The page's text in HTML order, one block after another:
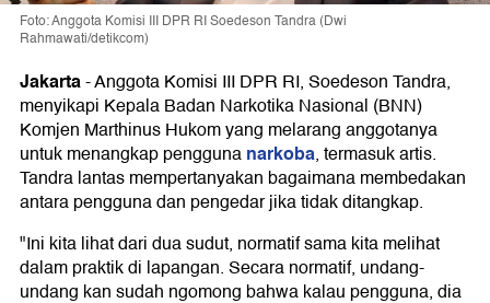
Foto: Anggota Komisi III DPR RI Soedeson Tandra (Dwi
Rahmawati/detikcom)
Jakarta-Anggota Komisi III DPR RI, Soedeson Tandra,
menyikapi Kepala Badan Narkotika Nasional (BNN)
Komjen Marthinus Hukom yang melarang anggotanya
untuk menangkap penggunanarkoba, termasuk artis.
Tandra lantas mempertanyakan bagaimana membedakan
antara pengguna dan pengedar jika tidak ditangkap.
"Ini kita lihat dari dua sudut, normatif sama kita melihat
dalam praktik di lapangan. Secara normatif, undang-
undang kan sudah ngomong bahwa kalau pengguna, dia